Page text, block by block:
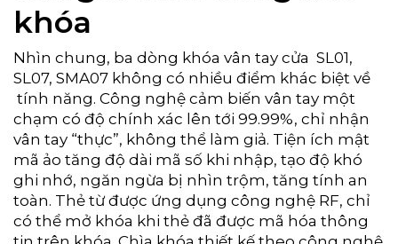
khóa
Nhìn chung, ba dòng khóa vân tay cửa SL01,
SL07, SMA07 không có nhiều điểm khác biệt về
tính năng. Công nghệ cảm biến vân tay một
chạm có độ chính xác lên tới 99.99%, chỉ nhận
vân tay “thực”, không thể làm giả. Tiện ích mật
mã ảo tăng độ dài mã số khi nhập, tạo độ khó
ghi nhớ, ngăn ngừa bị nhìn trộm, tăng tính an
toàn. Thẻ từ được ứng dụng công nghệ RF, chỉ
có thể mở khóa khi thẻ đã được mã hóa thông